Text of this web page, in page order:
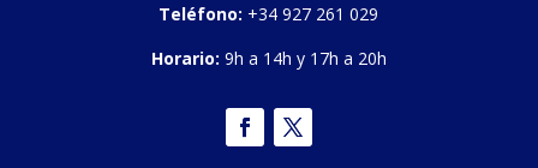
Teléfono: +34 927 261 029
Horario: 9h a 14h y 17h a 20h